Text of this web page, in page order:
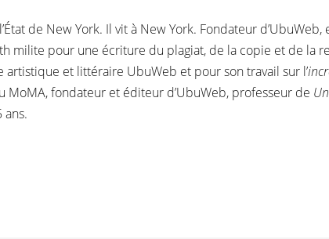
de New York. Il vit à New York. Fondateur
milite pour une écriture du plagiat, de la copie et de la
artistique et littéraire UbuWeb et pour son travail sur l’
fondateur et éditeur d’UbuWeb, professeur de
ans.